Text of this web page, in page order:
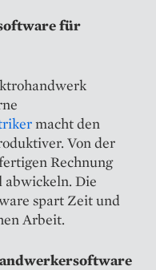
für
macht den
Von der
Rechnung
abwickeln. Die
spart Zeit und
Arbeit.